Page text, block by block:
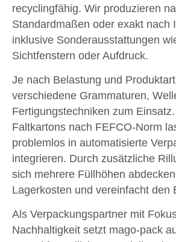
recyclingfähig. Wir produzieren
Standardmaßen oder exakt nach
inklusive Sonderausstattungen
Sichtfenstern oder Aufdruck.
Je nach Belastung und
verschiedene Grammaturen,
Fertigungstechniken zum
Faltkartons nach FEFCO-Norm
problemlos in automatisierte
integrieren. Durch zusätzliche
sich mehrere Füllhöhen
Lagerkosten und vereinfacht den
Als Verpackungspartner mit
Nachhaltigkeit setzt mago-pack